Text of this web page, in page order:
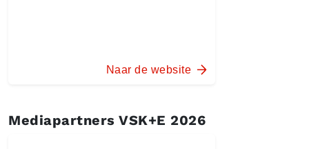
Naar de website
Mediapartners VSK+E 2026